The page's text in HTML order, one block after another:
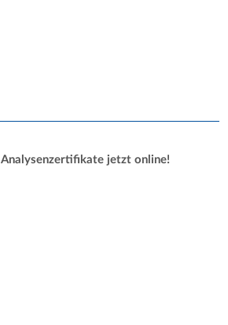
Analysenzertifikate jetzt online!